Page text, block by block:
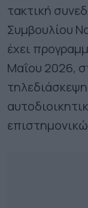
τακτική
Συμβουλίου
έχει
Μαΐου 2026,